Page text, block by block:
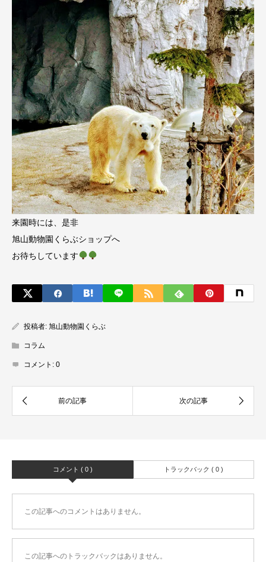
来園時には、是非
旭山動物園くらぶショップへ
お待ちしています
投稿者: 旭山動物園くらぶ
コラム
コメント: 0
コメント ( 0 ) トラックバック ( 0 )
この記事へのコメントはありません。
この記事へのトラックバックはありません。